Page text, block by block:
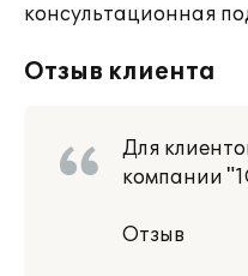
консультационная
Отзыв клиента
Для
компании
Отзыв